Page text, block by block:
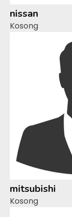
nissan
Kosong
mitsubishi
Kosong